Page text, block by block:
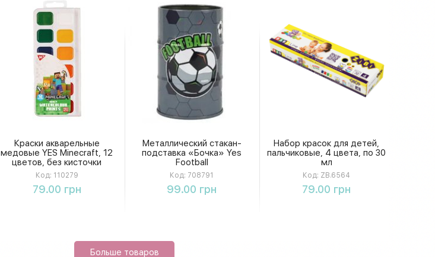
Краски акварельные
медовые YES Minecraft, 12
цветов, без кисточки
Код: 110279
79.00 грн
Купить
Металлический стакан-
подставка «Бочка» Yes
Football
Код: 708791
99.00 грн
Купить
Набор красок для детей,
пальчиковые, 4 цвета, по 30
мл
Код: ZB.6564
79.00 грн
Купить
Больше товаров